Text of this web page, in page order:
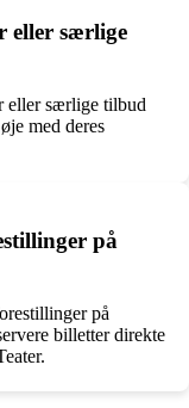
eller særlige
eller særlige tilbud
med deres
på
på
billetter direkte